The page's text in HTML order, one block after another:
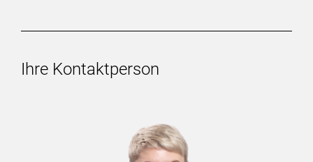
Ihre Kontaktperson